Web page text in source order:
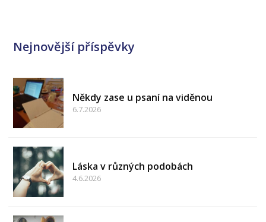
Nejnovější příspěvky
Někdy zase u psaní na viděnou
6.7.2026
Láska v různých podobách
4.6.2026